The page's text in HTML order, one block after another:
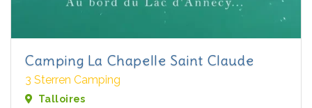
Camping La Chapelle Saint Claude
3 Sterren Camping
Talloires